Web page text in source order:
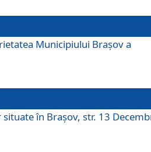
Municipiului Brașov a
în Brașov, str. 13